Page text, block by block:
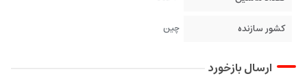
کشور سازنده چین
ارسال بازخورد